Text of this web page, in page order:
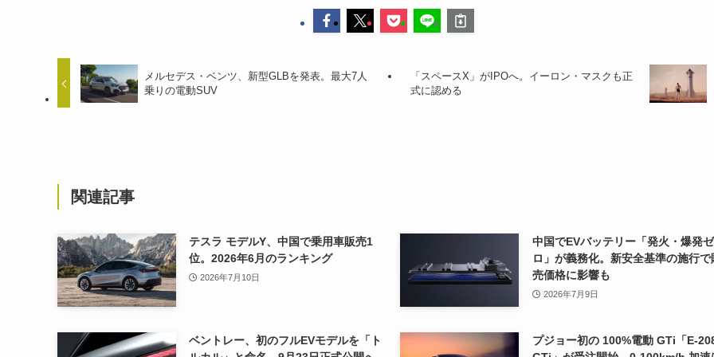
メルセデス・ベンツ、新型GLBを発表。最大7人
乗りの電動SUV
「スペースX」がIPOへ。イーロン・マスクも正
式に認める
関連記事
テスラ モデルY、中国で乗用車販売1
位。2026年6月のランキング
2026年7月10日
中国でEVバッテリー「発火・爆発ゼ
ロ」が義務化。新安全基準の施行で
売価格に影響も
2026年7月9日
ベントレー、初のフルEVモデルを「ト
プジョー初の 100%電動 GTi「E-